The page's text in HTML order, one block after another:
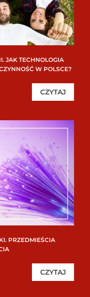
JAK TECHNOLOGIA
W POLSCE?
CZYTAJ
PRZEDMIEŚCIA
CZYTAJ